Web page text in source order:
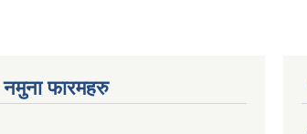
नमुना फारमहरु